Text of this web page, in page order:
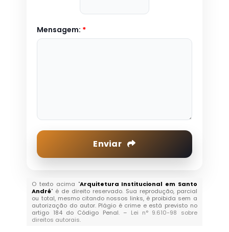
Mensagem: *
Enviar
O texto acima "Arquitetura Institucional em Santo
André" é de direito reservado. Sua reprodução, parcial
ou total, mesmo citando nossos links, é proibida sem a
autorização do autor. Plágio é crime e está previsto no
artigo 184 do Código Penal. – Lei n° 9.610-98 sobre
direitos autorais.